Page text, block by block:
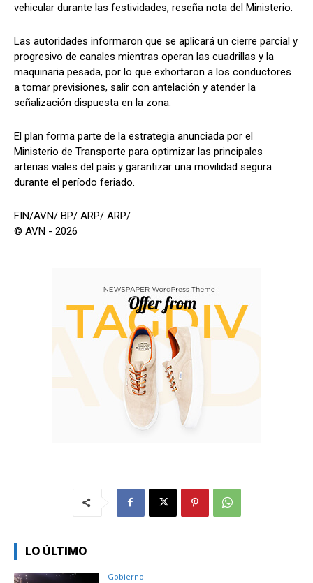
vehicular durante las festividades, reseña nota del Ministerio.
Las autoridades informaron que se aplicará un cierre parcial y
progresivo de canales mientras operan las cuadrillas y la
maquinaria pesada, por lo que exhortaron a los conductores
a tomar previsiones, salir con antelación y atender la
señalización dispuesta en la zona.
El plan forma parte de la estrategia anunciada por el
Ministerio de Transporte para optimizar las principales
arterias viales del país y garantizar una movilidad segura
durante el período feriado.
FIN/AVN/ BP/ ARP/ ARP/
© AVN - 2026
LO ÚLTIMO
Gobierno